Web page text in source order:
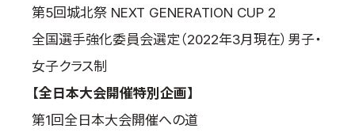
第5回城北祭 NEXT GENERATION CUP 2
全国選手強化委員会選定（2022年3月現在）男子・
女子クラス制
【全日本大会開催特別企画】
第1回全日本大会開催への道